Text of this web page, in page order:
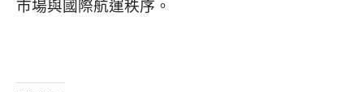
市場與國際航運秩序。